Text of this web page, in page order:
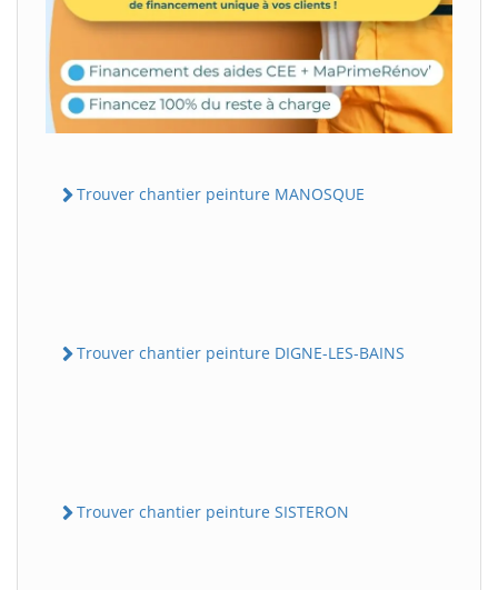
Trouver chantier peinture MANOSQUE
Trouver chantier peinture DIGNE-LES-BAINS
Trouver chantier peinture SISTERON